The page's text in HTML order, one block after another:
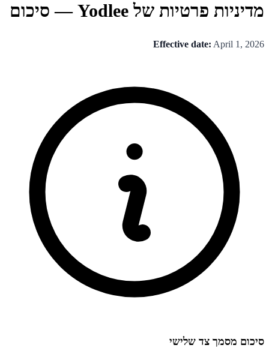
מדיניות פרטיות של Yodlee — סיכום
Effective date: April 1, 2026
סיכום מסמך צד שלישי